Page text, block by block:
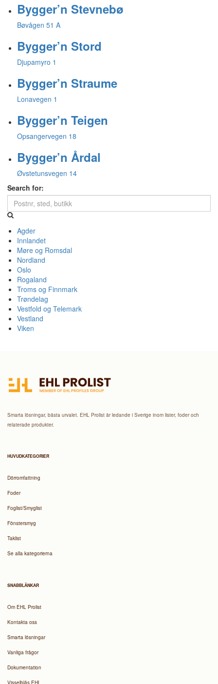
Bygger’n Stevnebø
Bøvågen 51 A
Bygger’n Stord
Djupamyro 1
Bygger’n Straume
Lonavegen 1
Bygger’n Teigen
Opsangervegen 18
Bygger’n Årdal
Øvstetunsvegen 14
Search for:
Agder
Innlandet
Møre og Romsdal
Nordland
Oslo
Rogaland
Troms og Finnmark
Trøndelag
Vestfold og Telemark
Vestland
Viken
Smarta lösningar, bästa urvalet. EHL Prolist är ledande i Sverige inom lister, foder och
relaterade produkter.
HUVUDKATEGORIER
Dörromfattning
Foder
Foglist/Smyglist
Fönstersmyg
Taklist
Se alla kategorierna
SNABBLÄNKAR
Om EHL Prolist
Kontakta oss
Smarta lösningar
Vanliga frågor
Dokumentation
Visselblås EHL